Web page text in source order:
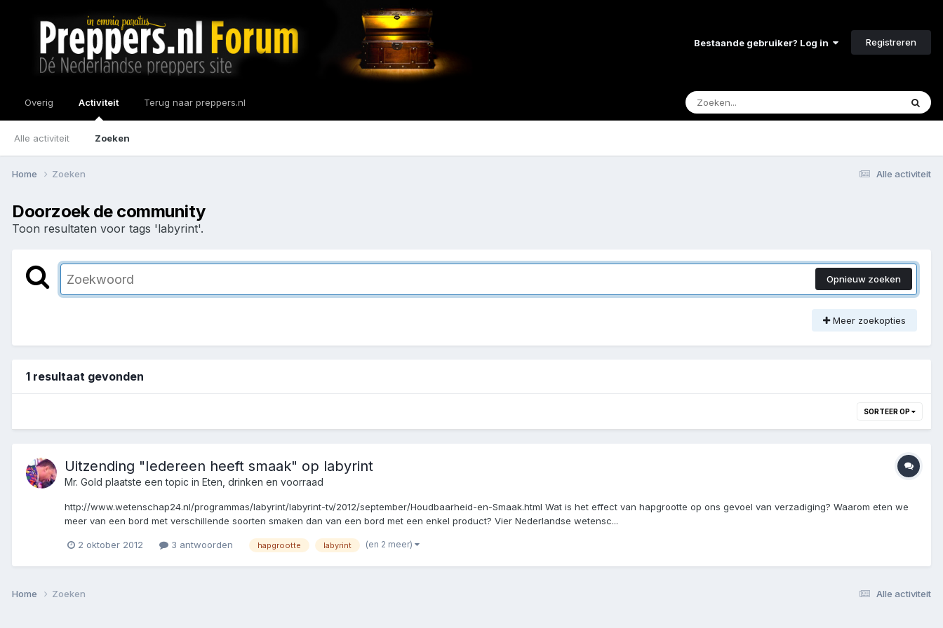
Bestaande gebruiker? Log in Registreren
Overig Activiteit
Alle activiteit Zoeken
Terug naar preppers.nl
Alle activiteit
Home Zoeken
Doorzoek de community
Toon resultaten voor tags 'labyrint'.
Opnieuw zoeken
Meer zoekopties
1 resultaat gevonden
SORTEER OP
Uitzending "Iedereen heeft smaak" op labyrint
Mr. Gold plaatste een topic in Eten, drinken en voorraad
http://www.wetenschap24.nl/programmas/labyrint/labyrint-tv/2012/september/Houdbaarheid-en-Smaak.html Wat is het effect van hapgrootte op ons gevoel van verzadiging? Waarom eten we
meer van een bord met verschillende soorten smaken dan van een bord met een enkel product? Vier Nederlandse wetensc...
2 oktober 2012 3 antwoorden hapgrootte labyrint (en 2 meer)
Alle activiteit
Home Zoeken